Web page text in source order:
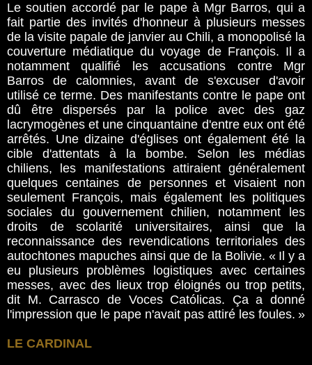
Le soutien accordé par le pape à Mgr Barros, qui a
fait partie des invités d'honneur à plusieurs messes
de la visite papale de janvier au Chili, a monopolisé la
couverture médiatique du voyage de François. Il a
notamment qualifié les accusations contre Mgr
Barros de calomnies, avant de s'excuser d'avoir
utilisé ce terme. Des manifestants contre le pape ont
dû être dispersés par la police avec des gaz
lacrymogènes et une cinquantaine d'entre eux ont été
arrêtés. Une dizaine d'églises ont également été la
cible d'attentats à la bombe. Selon les médias
chiliens, les manifestations attiraient généralement
quelques centaines de personnes et visaient non
seulement François, mais également les politiques
sociales du gouvernement chilien, notamment les
droits de scolarité universitaires, ainsi que la
reconnaissance des revendications territoriales des
autochtones mapuches ainsi que de la Bolivie. « Il y a
eu plusieurs problèmes logistiques avec certaines
messes, avec des lieux trop éloignés ou trop petits,
dit M. Carrasco de Voces Católicas. Ça a donné
l'impression que le pape n'avait pas attiré les foules. »
LE CARDINAL